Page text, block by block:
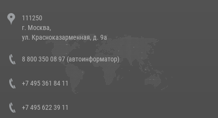
напавших на бригаду скорой помощи (видео)
14 июля 2026, 12:20
В Нижнем Новгороде состоялось Всероссийское совещание-
семинар по вопросам развития вневедомственной охраны
06 августа 2026, 14:47
111250
г. Москва,
ул. Красноказарменная, д. 9а
8 800 350 08 97 (автоинформатор)
+7 495 361 84 11
+7 495 622 39 11